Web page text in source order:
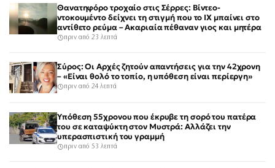
Θανατηφόρο τροχαίο στις Σέρρες: Βίντεο-
ντοκουμέντο δείχνει τη στιγμή που το ΙΧ μπαίνει στο
αντίθετο ρεύμα – Ακαριαία πέθαναν γιος και μητέρα
πριν από 23 λεπτά
Σύρος: Οι Αρχές ζητούν απαντήσεις για την 42χρονη
– «Είναι θολό το τοπίο, η υπόθεση είναι περίεργη»
πριν από 24 λεπτά
Υπόθεση 55χρονου που έκρυβε τη σορό του πατέρα
του σε καταψύκτη στον Μυστρά: Αλλάζει την
υπερασπιστική του γραμμή
πριν από 53 λεπτά